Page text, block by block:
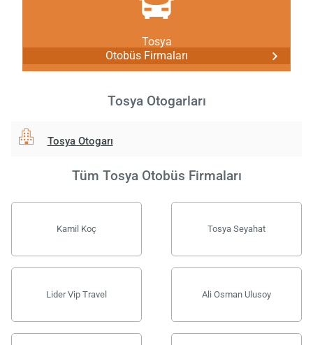
Tosya
Otobüs Firmaları
Tosya Otogarları
Tosya Otogarı
Tüm Tosya Otobüs Firmaları
Kamil Koç Tosya Seyahat
Lider Vip Travel Ali Osman Ulusoy